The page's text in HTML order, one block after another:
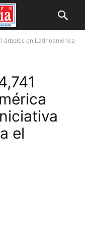
árboles en Latinoamérica
el